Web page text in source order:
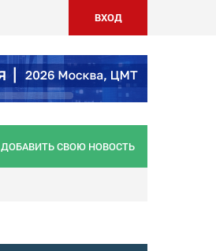
ВХОД
ДОБАВИТЬ СВОЮ НОВОСТЬ